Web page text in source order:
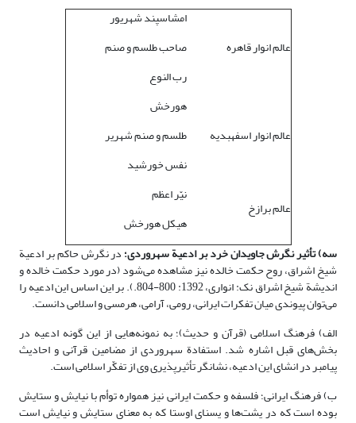
عالم انوار قاهره
امشاسپند شهریور
صاحب طلسم و صنم
رب النوع
عالم انوار اسفهبدیه
هورخش
طلسم و صنم شهریر
نفس خورشید
عالم برازخ
نیّر اعظم
هیکل هورخش
سه) تأثیر نگرش جاویدان خرد بر ادعیة سهروردی؛در نگرش حاکم بر ادعیة
شیخ اشراق، روح حکمت خالده نیز مشاهده می‌شود (در مورد حکمت خالده و
اندیشة شیخ اشراق نک: انواری، 1392: 800-804.). بر این اساس این ادعیه را
می‌توان پیوندی میان تفکرات ایرانی، رومی، آرامی، هرمسی و اسلامی دانست.
الف) فرهنگ اسلامی (قرآن و حدیث)؛ به نمونه‌هایی از این گونه ادعیه در
بخش‌های قبل اشاره شد. استفادة سهروردی از مضامین قرآنی و احادیث
پیامبر در انشای این ادعیه، نشانگر تأثیرپذیری وی از تفکّر اسلامی است.
ب) فرهنگ ایرانی؛ فلسفه و حکمت ایرانی نیز همواره توأم با نیایش و ستایش
بوده است که در یشت‌ها و یسنای اوستا که به معنای ستایش‌ و نیایش است